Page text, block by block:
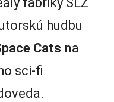
hudbu
Cats na
sci-fi